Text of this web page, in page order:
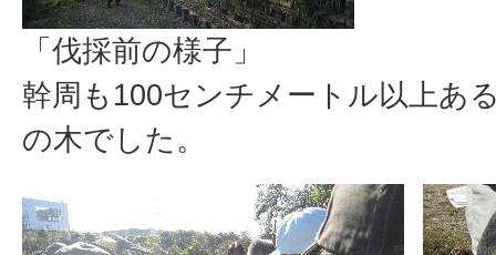
「伐採前の様子」
幹周も100センチメートル以上あ
の木でした。